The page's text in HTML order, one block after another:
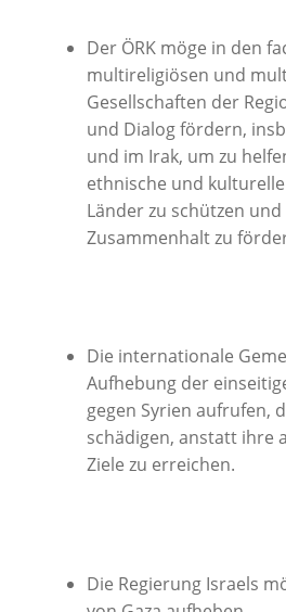
Der ÖRK möge in den
multireligiösen und
Gesellschaften der
und Dialog fördern,
und im Irak, um zu
ethnische und
Länder zu schützen
Zusammenhalt zu
Die internationale
Aufhebung der
gegen Syrien aufrufen,
schädigen, anstatt ihre
Ziele zu erreichen.
Die Regierung Israels